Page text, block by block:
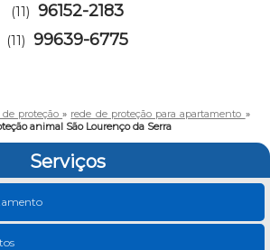
(11) 96152-2183
(11) 99639-6775
de proteção» rede de proteção para apartamento »
animal São Lourenço da Serra
Serviços